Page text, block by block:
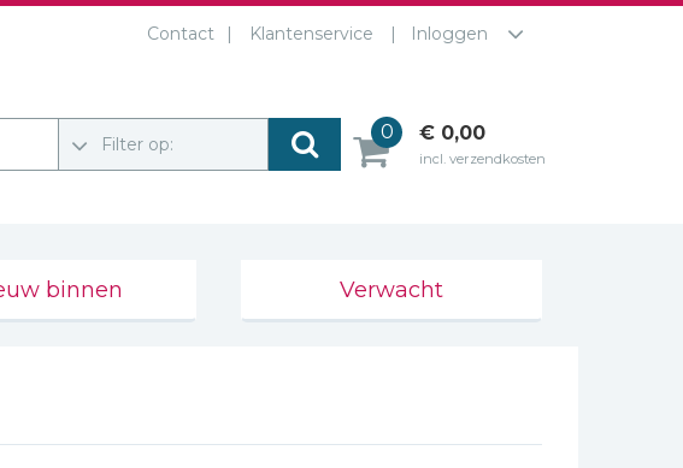
Contact Klantenservice Inloggen
Filter op:
0 € 0,00
incl. verzendkosten
binnen Verwacht